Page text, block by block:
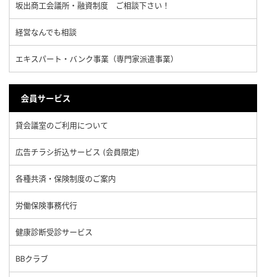
坂出商工会議所・融資制度 ご相談下さい！
経営なんでも相談
エキスパート・バンク事業（専門家派遣事業）
会員サービス
貸会議室のご利用について
広告チラシ折込サービス (会員限定)
各種共済・保険制度のご案内
労働保険事務代行
健康診断受診サービス
BBクラブ